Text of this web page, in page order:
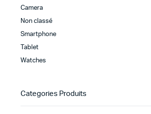
Camera
Non classé
Smartphone
Tablet
Watches
Categories Produits